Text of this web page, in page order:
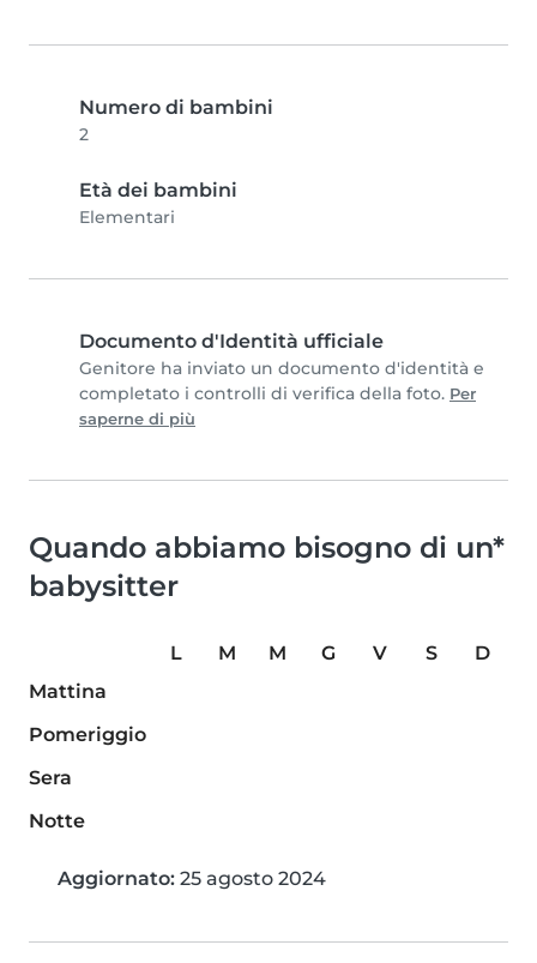
Numero di bambini
2
Età dei bambini
Elementari
Documento d'Identità ufficiale
Genitore ha inviato un documento d'identità e
completato i controlli di verifica della foto. Per
saperne di più
Quando abbiamo bisogno di un*
babysitter
L M M G V S
D
Mattina
Pomeriggio
Sera
Notte
Aggiornato: 25 agosto 2024